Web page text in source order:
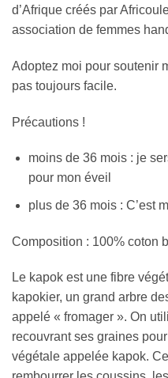
d’Afrique créés par
association de femmes
Adoptez moi pour soutenir
pas toujours facile.
Précautions !
moins de 36 mois : je
pour mon éveil
plus de 36 mois : C’est
Composition : 100% coton
Le kapok est une fibre
kapokier, un grand arbre
appelé « fromager ». On
recouvrant ses graines
végétale appelée kapok.